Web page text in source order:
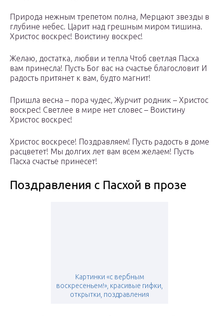
Природа нежным трепетом полна, Мерцают звезды в
глубине небес. Царит над грешным миром тишина.
Христос воскрес! Воистину воскрес!
Желаю, достатка, любви и тепла Чтоб светлая Пасха
вам принесла! Пусть Бог вас на счастье благословит И
радость притянет к вам, будто магнит!
Пришла весна – пора чудес, Журчит родник – Христос
воскрес! Светлее в мире нет словес – Воистину
Христос воскрес!
Христос воскресе! Поздравляем! Пусть радость в доме
расцветет! Мы долгих лет вам всем желаем! Пусть
Пасха счастье принесет!
Поздравления с Пасхой в прозе
Картинки «с вербным
воскресеньем!», красивые гифки,
открытки, поздравления